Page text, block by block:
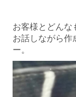
お客様とどんな
お話しながら作
ー。